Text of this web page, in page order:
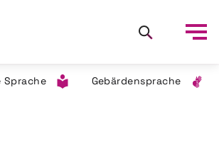
Sprache Gebärdensprache